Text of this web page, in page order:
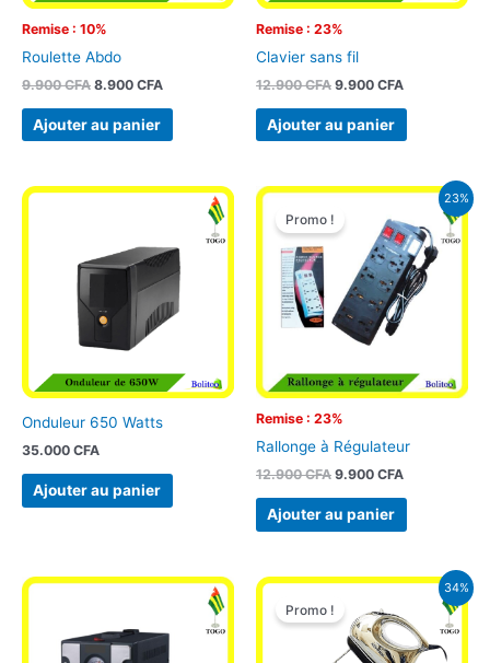
Remise : 10%
Roulette Abdo
9.900CFA 8.900 CFA
Ajouter au panier
Remise : 23%
Clavier sans fil
12.900CFA 9.900 CFA
Ajouter au panier
Onduleur 650 Watts
35.000 CFA
Ajouter au panier
23%
Remise : 23%
Promo !
Rallonge à Régulateur
12.900CFA
Le
initial
12.900 CFA.
9.900 CFA
Le
actuel
est :
9.900 CFA.
Ajouter au panier
34%
Promo !
Le
initial
était :
28.500 CFA.
Le
actuel
est :
18.900 CFA.